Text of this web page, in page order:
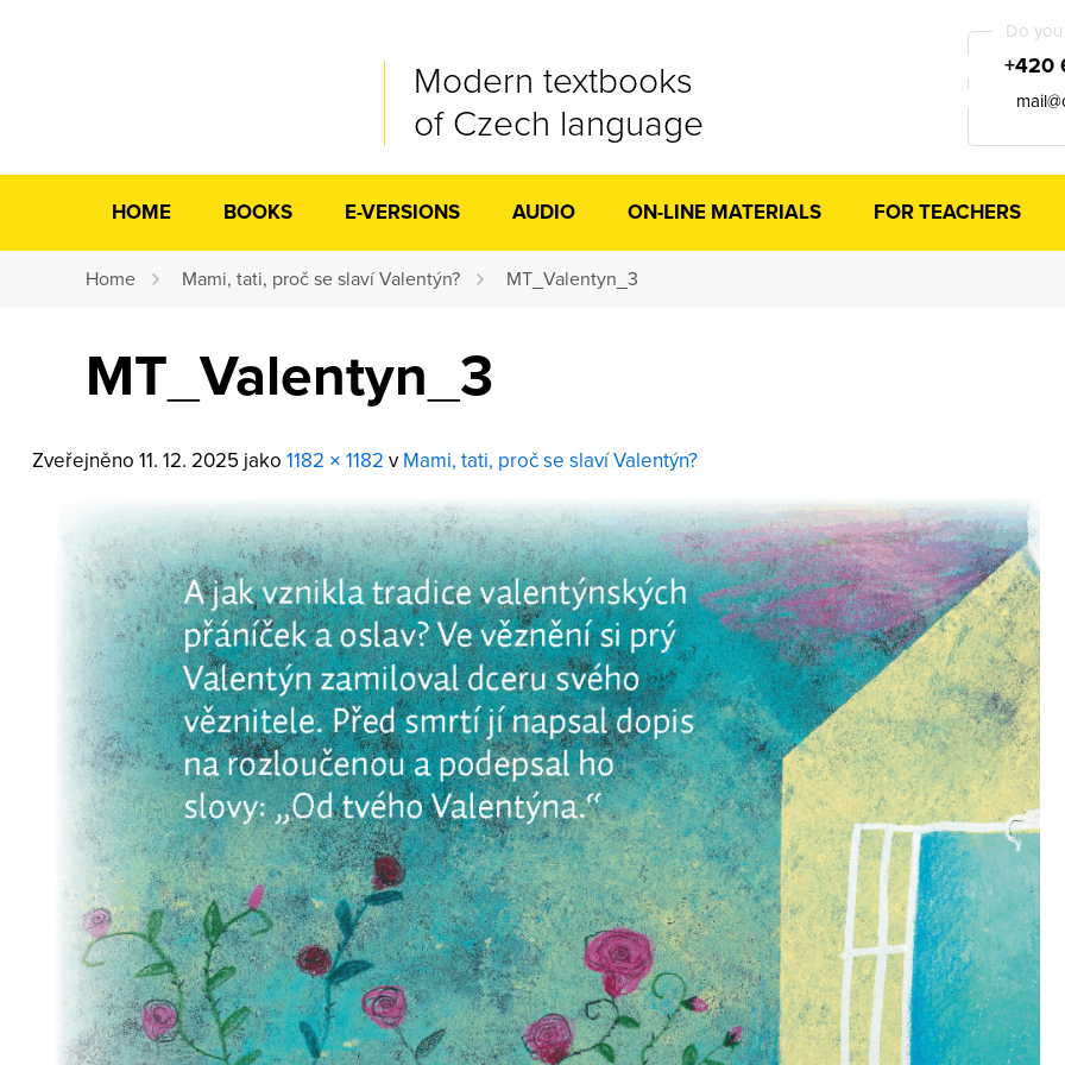
Modern textbooks
of Czech language
Do
+420
HOME BOOKS E-VERSIONS AUDIO ON-LINE MATERIALS FOR TEACHERS
Home Mami, tati, proč se slaví Valentýn? MT_Valentyn_3
MT_Valentyn_3
Zveřejněno 11. 12. 2025 jako 1182 × 1182 v Mami, tati, proč se slaví Valentýn?